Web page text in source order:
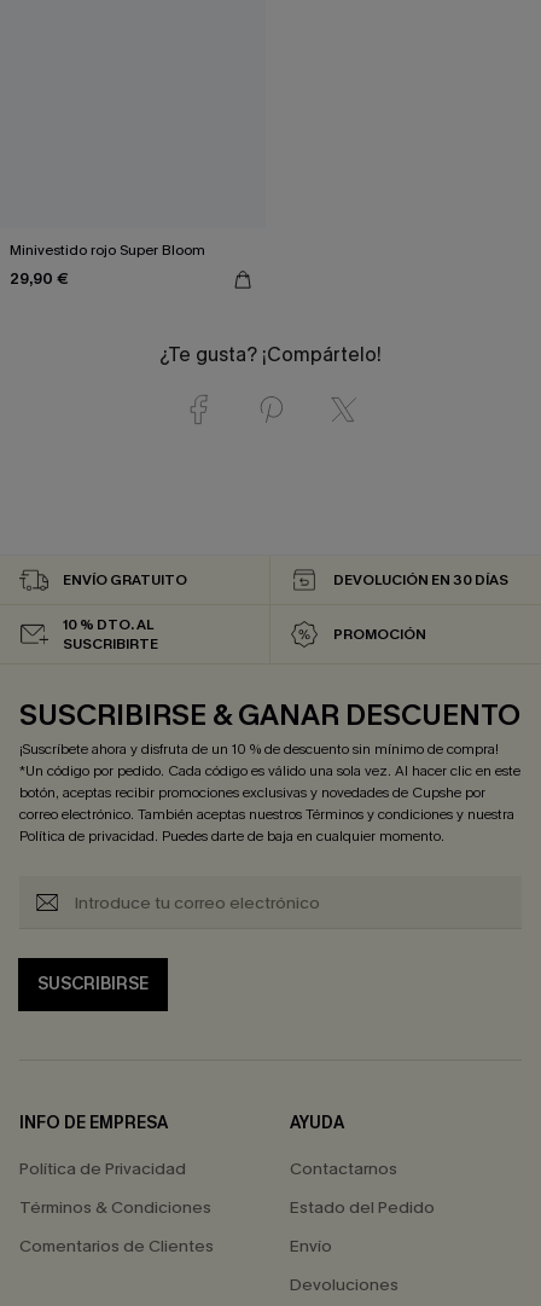
Minivestido rojo Super Bloom
29,90 €
¿Te gusta? ¡Compártelo!
ENVÍO GRATUITO DEVOLUCIÓN EN 30 DÍAS
10 % DTO. AL
SUSCRIBIRTE
PROMOCIÓN
SUSCRIBIRSE & GANAR DESCUENTO
¡Suscríbete ahora y disfruta de un 10 % de descuento sin mínimo de compra!
*Un código por pedido. Cada código es válido una sola vez. Al hacer clic en este
botón, aceptas recibir promociones exclusivas y novedades de Cupshe por
correo electrónico. También aceptas nuestrosTérminos y condicionesy nuestra
Política de privacidad. Puedes darte de baja en cualquier momento.
SUSCRIBIRSE
INFO DE EMPRESA
Política de Privacidad
Términos & Condiciones
Comentarios de Clientes
AYUDA
Contactarnos
Estado del Pedido
Envío
Devoluciones